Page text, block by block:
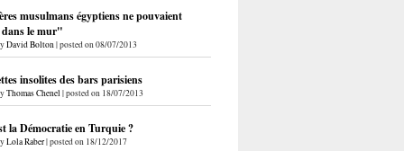
musulmans égyptiens ne pouvaient
dans le mur"
David Bolton|posted on 08/07/2013
insolites des bars parisiens
Thomas Chenel |posted on 18/07/2013
la Démocratie en Turquie ?
Lola Raber|posted on 18/12/2017